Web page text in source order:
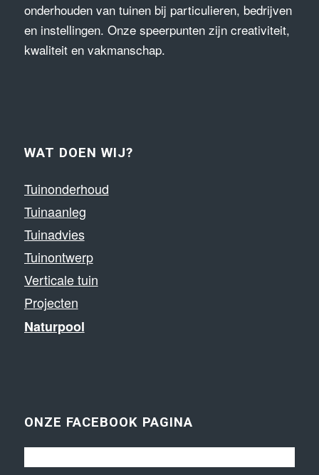
onderhouden van tuinen bij particulieren, bedrijven
en instellingen. Onze speerpunten zijn creativiteit,
kwaliteit en vakmanschap.
WAT DOEN WIJ?
Tuinonderhoud
Tuinaanleg
Tuinadvies
Tuinontwerp
Verticale tuin
Projecten
Naturpool
ONZE FACEBOOK PAGINA